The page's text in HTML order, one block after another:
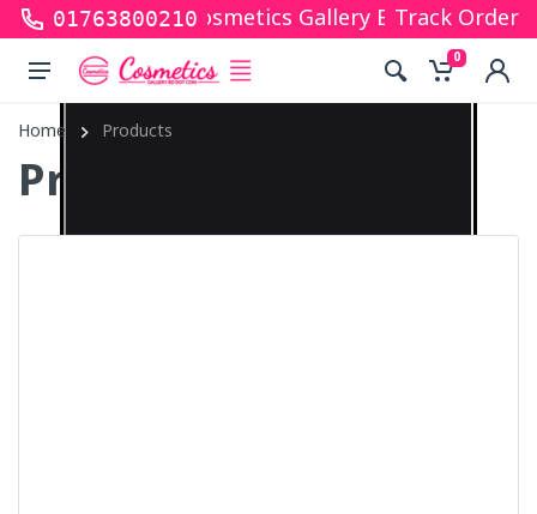
01763800210
shopping with Cosmetics Gallery Bd. Hope you
Track Order
0
Home Products
Products